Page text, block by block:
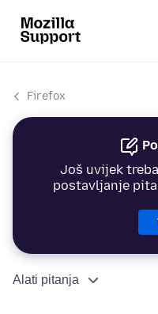
Firefox
Još uvijek
postavljanje
Alati pitanja